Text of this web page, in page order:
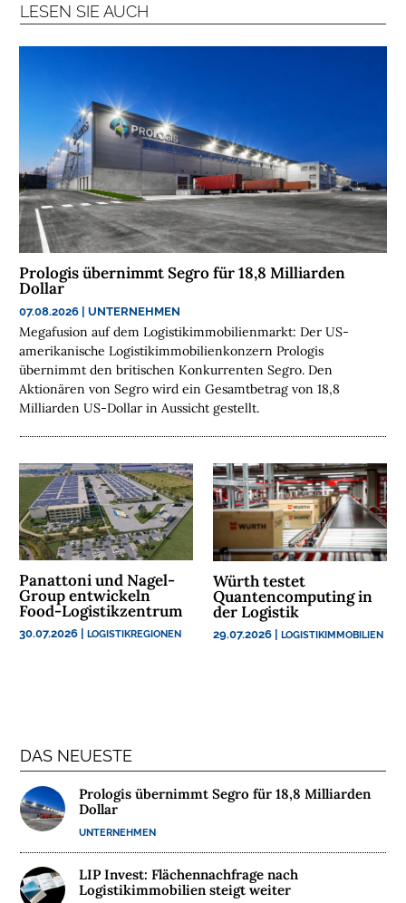
E
A
N
C
H
E
N
F
N
S
N
H
E
N
N
C
H
H
K
I
T
N
LESEN SIE AUCH
Prologis übernimmt Segro für 18,8 Milliarden
Dollar
07.08.2026 |UNTERNEHMEN
Megafusion auf dem Logistikimmobilienmarkt: Der US-
amerikanische Logistikimmobilienkonzern Prologis
übernimmt den britischen Konkurrenten Segro. Den
Aktionären von Segro wird ein Gesamtbetrag von 18,8
Milliarden US-Dollar in Aussicht gestellt.
Panattoni und Nagel-
Group entwickeln
Food-Logistikzentrum
30.07.2026 |LOGISTIKREGIONEN
Würth testet
Quantencomputing in
der Logistik
29.07.2026 |LOGISTIKIMMOBILIEN
DAS NEUESTE
Prologis übernimmt Segro für 18,8 Milliarden
Dollar
UNTERNEHMEN
LIP Invest: Flächennachfrage nach
Logistikimmobilien steigt weiter